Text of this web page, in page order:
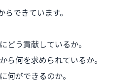
できています。
どう貢献しているか。
ら何を求められているか。
何ができるのか。